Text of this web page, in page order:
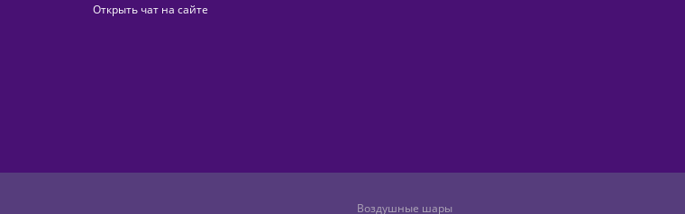
Открыть чат на сайте
Воздушные шары